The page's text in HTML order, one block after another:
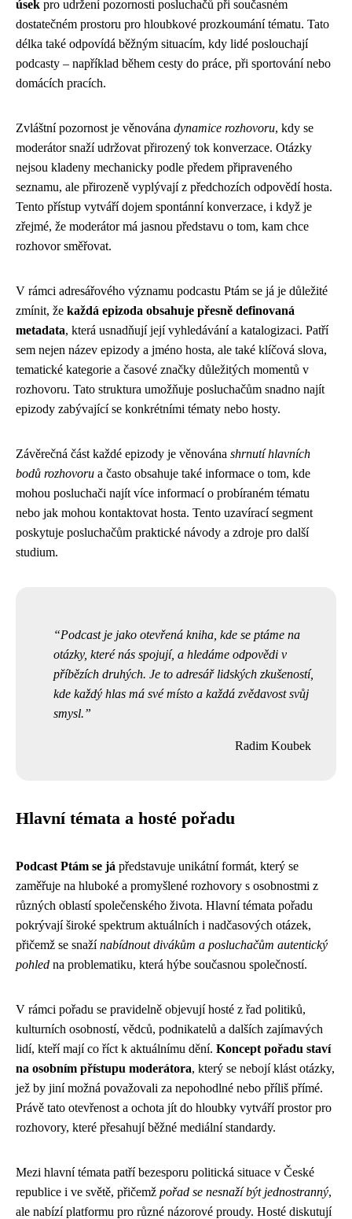
úsek pro udržení pozornosti posluchačů při současném
dostatečném prostoru pro hloubkové prozkoumání tématu. Tato
délka také odpovídá běžným situacím, kdy lidé poslouchají
podcasty – například během cesty do práce, při sportování nebo
domácích pracích.
Zvláštní pozornost je věnována dynamice rozhovoru, kdy se
moderátor snaží udržovat přirozený tok konverzace. Otázky
nejsou kladeny mechanicky podle předem připraveného
seznamu, ale přirozeně vyplývají z předchozích odpovědí hosta.
Tento přístup vytváří dojem spontánní konverzace, i když je
zřejmé, že moderátor má jasnou představu o tom, kam chce
rozhovor směřovat.
V rámci adresářového významu podcastu Ptám se já je důležité
zmínit, že každá epizoda obsahuje přesně definovaná
metadata, která usnadňují její vyhledávání a katalogizaci. Patří
sem nejen název epizody a jméno hosta, ale také klíčová slova,
tematické kategorie a časové značky důležitých momentů v
rozhovoru. Tato struktura umožňuje posluchačům snadno najít
epizody zabývající se konkrétními tématy nebo hosty.
Závěrečná část každé epizody je věnována shrnutí hlavních
bodů rozhovoru a často obsahuje také informace o tom, kde
mohou posluchači najít více informací o probíraném tématu
nebo jak mohou kontaktovat hosta. Tento uzavírací segment
poskytuje posluchačům praktické návody a zdroje pro další
studium.
Podcast je jako otevřená kniha, kde se ptáme na
otázky, které nás spojují, a hledáme odpovědi v
příbězích druhých. Je to adresář lidských zkušeností,
kde každý hlas má své místo a každá zvědavost svůj
smysl.
Radim Koubek
Hlavní témata a hosté pořadu
Podcast Ptám se já představuje unikátní formát, který se
zaměřuje na hluboké a promyšlené rozhovory s osobnostmi z
různých oblastí společenského života. Hlavní témata pořadu
pokrývají široké spektrum aktuálních i nadčasových otázek,
přičemž se snažínabídnout divákům a posluchačům autentický
pohled na problematiku, která hýbe současnou společností.
V rámci pořadu se pravidelně objevují hosté z řad politiků,
kulturních osobností, vědců, podnikatelů a dalších zajímavých
lidí, kteří mají co říct k aktuálnímu dění. Koncept pořadu staví
na osobním přístupu moderátora, který se nebojí klást otázky,
jež by jiní možná považovali za nepohodlné nebo příliš přímé.
Právě tato otevřenost a ochota jít do hloubky vytváří prostor pro
rozhovory, které přesahují běžné mediální standardy.
Mezi hlavní témata patří bezesporu politická situace v České
republice i ve světě, přičemž pořad se nesnaží být jednostranný,
ale nabízí platformu pro různé názorové proudy. Hosté diskutují